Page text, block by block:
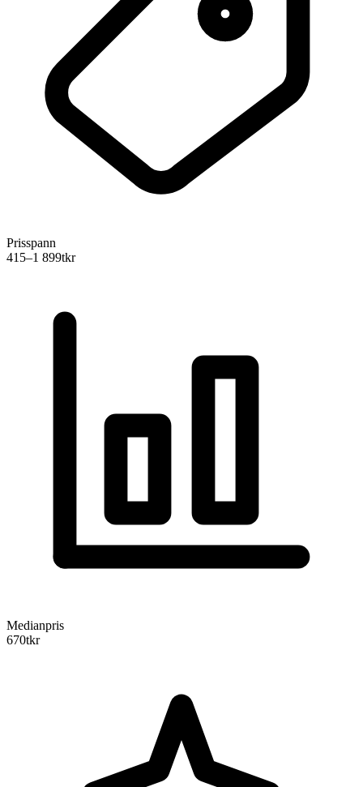
Prisspann
415–1 899tkr
Medianpris
670tkr